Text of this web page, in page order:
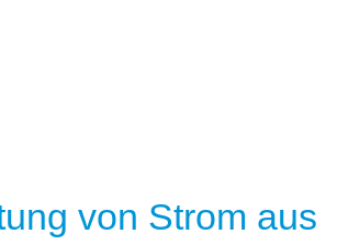
von Strom aus